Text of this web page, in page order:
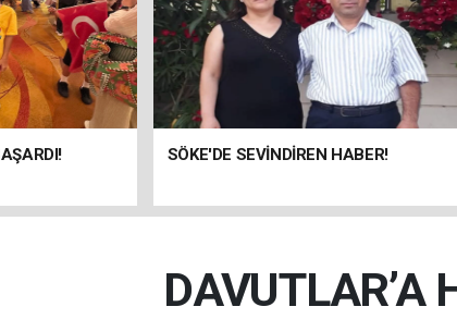
SÖKE'DE SEVİNDİREN HABER!
DAVUTLAR’A